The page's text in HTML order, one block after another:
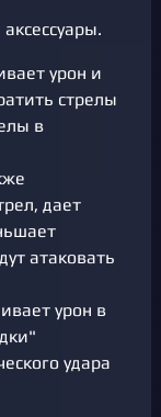
урон и
стрелы
в
дает
атаковать
урон в
удара